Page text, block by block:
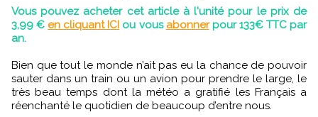
Vous pouvez acheter cet article à l'unité pour le prix de
3,99 € en cliquant ICI ou vous abonner pour 133€ TTC par
an.
Bien que tout le monde n’ait pas eu la chance de pouvoir
sauter dans un train ou un avion pour prendre le large, le
très beau temps dont la météo a gratifié les Français a
réenchanté le quotidien de beaucoup d’entre nous.